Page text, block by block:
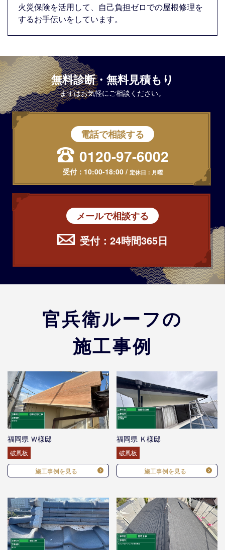
火災保険を活用して、自己負担ゼロでの屋根修理を
するお手伝いをしています。
無料診断・無料見積もり
まずはお気軽にご相談ください。
電話で相談する
0120-97-6002
受付： 10:00-18:00/ 定休日：月曜
メールで相談する
受付：24時間365日
官兵衛ルーフの
施工事例
福岡県 Ｗ様邸
破風板
施工事例を見る
福岡県 Ｋ様邸
破風板
施工事例を見る